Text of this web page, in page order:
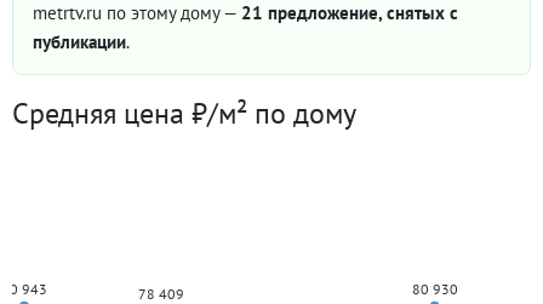
metrtv.ru по этому дому — 21 предложение, снятых с
публикации.
Средняя цена ₽/м² по дому
80 943 78 409 80 930